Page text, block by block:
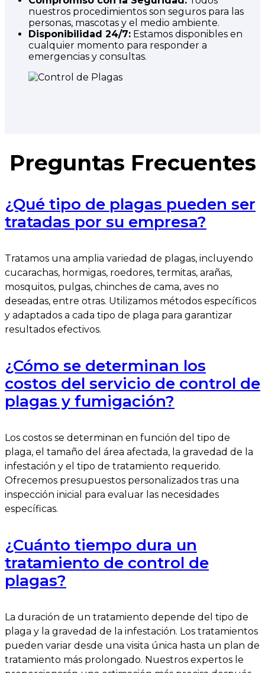
nuestros procedimientos son seguros para las
personas, mascotas y el medio ambiente.
Disponibilidad 24/7: Estamos disponibles en
cualquier momento para responder a
emergencias y consultas.
Preguntas Frecuentes
¿Qué tipo de plagas pueden ser
tratadas por su empresa?
Tratamos una amplia variedad de plagas, incluyendo
cucarachas, hormigas, roedores, termitas, arañas,
mosquitos, pulgas, chinches de cama, aves no
deseadas, entre otras. Utilizamos métodos específicos
y adaptados a cada tipo de plaga para garantizar
resultados efectivos.
¿Cómo se determinan los
costos del servicio de control de
plagas y fumigación?
Los costos se determinan en función del tipo de
plaga, el tamaño del área afectada, la gravedad de la
infestación y el tipo de tratamiento requerido.
Ofrecemos presupuestos personalizados tras una
inspección inicial para evaluar las necesidades
específicas.
¿Cuánto tiempo dura un
tratamiento de control de
plagas?
La duración de un tratamiento depende del tipo de
plaga y la gravedad de la infestación. Los tratamientos
pueden variar desde una visita única hasta un plan de
tratamiento más prolongado. Nuestros expertos le